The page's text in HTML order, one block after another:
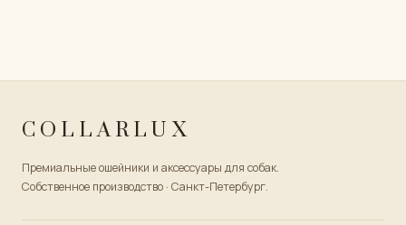
COLLARLUX
Премиальные ошейники и аксессуары для собак.
Собственное производство · Санкт-Петербург.